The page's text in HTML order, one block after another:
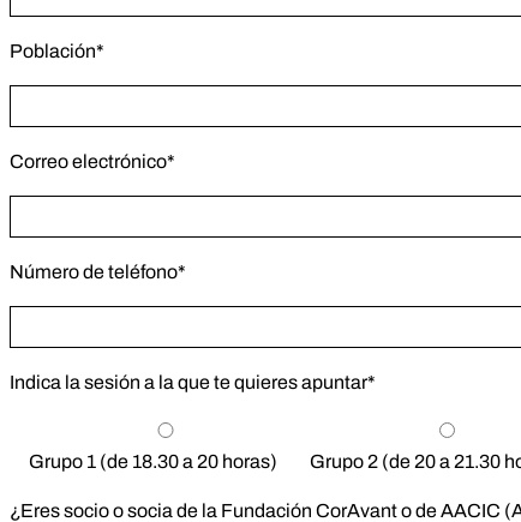
Población*
Correo electrónico*
Número de teléfono*
Indica la sesión a la que te quieres apuntar*
Grupo 1 (de 18.30 a 20 horas) Grupo 2 (de 20 a 21.30
¿Eres socio o socia de la Fundación CorAvant o de AACIC